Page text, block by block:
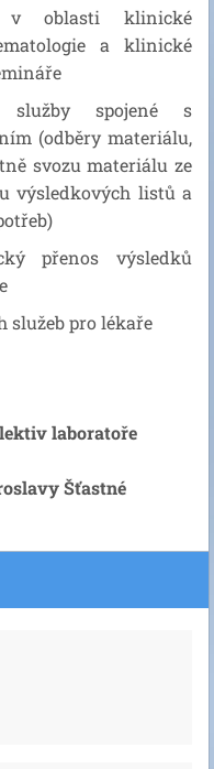
v oblasti klinické
a klinické
služby spojené s
(odběry materiálu,
svozu materiálu ze
výsledkových listů a
přenos výsledků
služeb pro lékaře
laboratoře
Šťastné